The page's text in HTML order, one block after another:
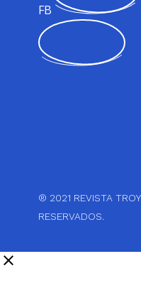
FB
® 2021 REVISTA
RESERVADOS.
clear